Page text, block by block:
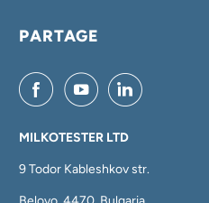
PARTAGE
MILKOTESTER LTD
9 Todor Kableshkov str.